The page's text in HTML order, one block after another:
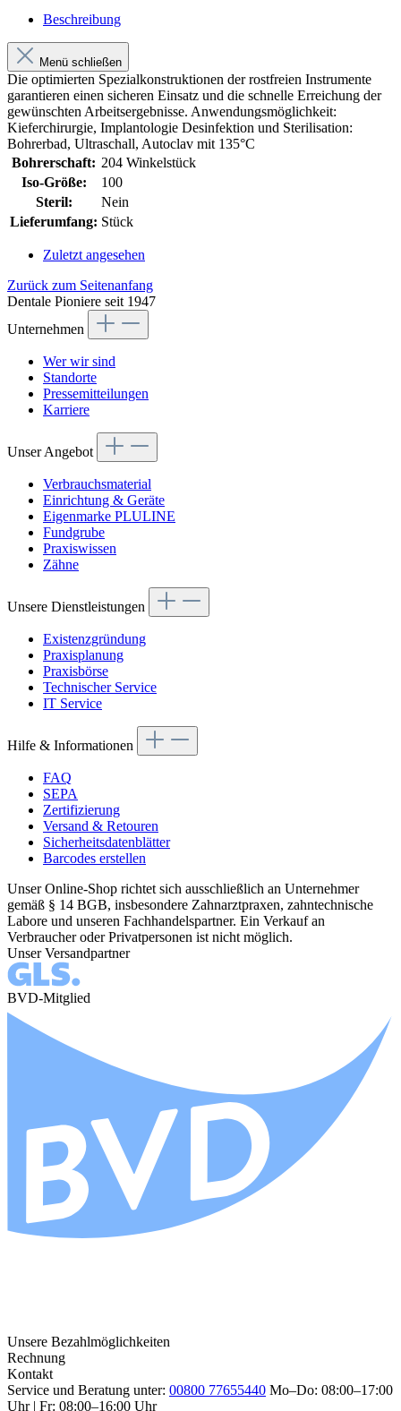
Beschreibung
Menü schließen
Die optimierten Spezialkonstruktionen der rostfreien Instrumente
garantieren einen sicheren Einsatz und die schnelle Erreichung der
gewünschten Arbeitsergebnisse. Anwendungsmöglichkeit:
Kieferchirurgie, Implantologie Desinfektion und Sterilisation:
Bohrerbad, Ultraschall, Autoclav mit 135°C
Bohrerschaft: 204 Winkelstück
Iso-Größe:
100
Steril:
Nein
Lieferumfang: Stück
Zuletzt angesehen
Zurück zum Seitenanfang
Dentale Pioniere seit 1947
Unternehmen
Wer wir sind
Standorte
Pressemitteilungen
Karriere
Unser Angebot
Verbrauchsmaterial
Einrichtung & Geräte
Eigenmarke PLULINE
Fundgrube
Praxiswissen
Zähne
Unsere Dienstleistungen
Existenzgründung
Praxisplanung
Praxisbörse
Technischer Service
IT Service
Hilfe & Informationen
FAQ
SEPA
Zertifizierung
Versand & Retouren
Sicherheitsdatenblätter
Barcodes erstellen
Unser Online-Shop richtet sich ausschließlich an Unternehmer
gemäß § 14 BGB, insbesondere Zahnarztpraxen, zahntechnische
Labore und unseren Fachhandelspartner. Ein Verkauf an
Verbraucher oder Privatpersonen ist nicht möglich.
Unser Versandpartner
BVD-Mitglied
Unsere Bezahlmöglichkeiten
Rechnung
Kontakt
Service und Beratung unter: 00800 77655440 Mo–Do: 08:00–17:00
Uhr | Fr: 08:00–16:00 Uhr